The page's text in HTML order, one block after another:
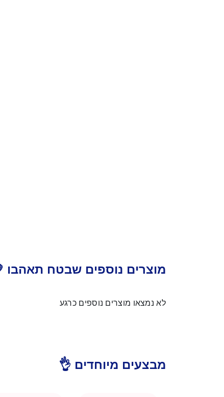
מוצרים נוספים שבטח תאהבו
לא נמצאו מוצרים נוספים כרגע
מבצעים מיוחדים 👌